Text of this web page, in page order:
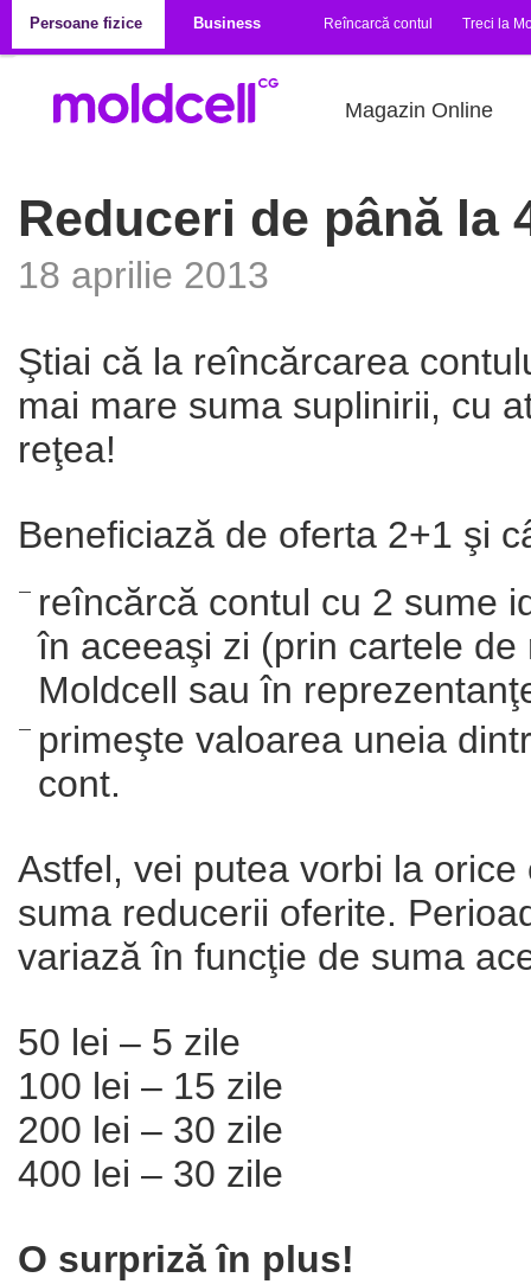
Persoane fizice
Business Reîncarcă contul Treci la
Magazin Online
Reduceri de până la
18 aprilie 2013
Ştiai că la reîncărcarea
mai mare suma suplinirii, cu
reţea!
Beneficiază de oferta 2+1 şi
reîncărcă contul cu 2 sume
în aceeaşi zi (prin cartele
Moldcell sau în
primeşte valoarea uneia
cont.
Astfel, vei putea vorbi la
suma reducerii oferite.
variază în funcţie de suma
50 lei – 5 zile
100 lei – 15 zile
200 lei – 30 zile
400 lei – 30 zile
O surpriză în plus!